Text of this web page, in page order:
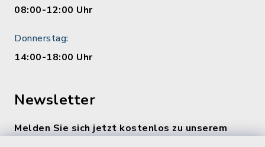
08:00-12:00 Uhr
Donnerstag:
14:00-18:00 Uhr
Newsletter
Melden Sie sich jetzt kostenlos zu unserem